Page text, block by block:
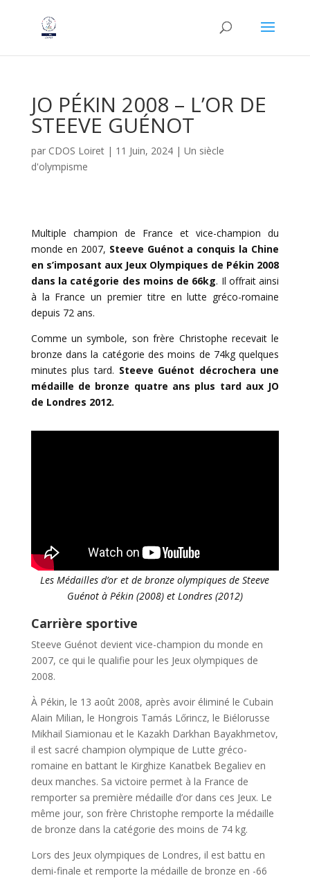
JO PÉKIN 2008 – L’OR DE
STEEVE GUÉNOT
par CDOS Loiret| 11 Juin, 2024| Un siècle
d'olympisme
Multiple champion de France et vice-champion du
monde en 2007, Steeve Guénot a conquis la Chine
en s’imposant aux Jeux Olympiques de Pékin 2008
dans la catégorie des moins de 66kg. Il offrait ainsi
à la France un premier titre en lutte gréco-romaine
depuis 72 ans.
Comme un symbole, son frère Christophe recevait le
bronze dans la catégorie des moins de 74kg quelques
minutes plus tard. Steeve Guénot décrochera une
médaille de bronze quatre ans plus tard aux JO
de Londres 2012.
Les Médailles d’or et de bronze olympiques de Steeve
Guénot à Pékin (2008) et Londres (2012)
Carrière sportive
Steeve Guénot devient vice-champion du monde en
2007, ce qui le qualifie pour les Jeux olympiques de
2008.
À Pékin, le 13 août 2008, après avoir éliminé le Cubain
Alain Milian, le Hongrois Tamás Lőrincz, le Biélorusse
Mikhail Siamionau et le Kazakh Darkhan Bayakhmetov,
il est sacré champion olympique de Lutte gréco-
romaine en battant le Kirghize Kanatbek Begaliev en
deux manches. Sa victoire permet à la France de
remporter sa première médaille d’or dans ces Jeux. Le
même jour, son frère Christophe remporte la médaille
de bronze dans la catégorie des moins de 74 kg.
Lors des Jeux olympiques de Londres, il est battu en
demi-finale et remporte la médaille de bronze en -66